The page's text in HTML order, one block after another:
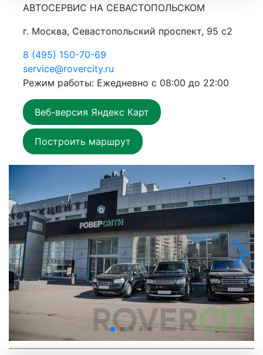
АВТОСЕРВИС НА СЕВАСТОПОЛЬСКОМ
г. Москва, Севастопольский проспект, 95 с2
8 (495) 150-70-69
service@rovercity.ru
Режим работы: Ежедневно с 08:00 до 22:00
Веб-версия Яндекс Карт
Построить маршрут